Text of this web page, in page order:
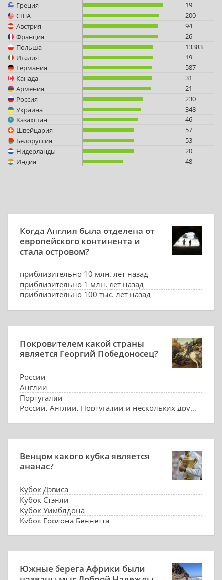
Греция
19
США
200
Австрия
94
Франция
26
Польша
13383
Италия
19
Германия
587
Канада
31
Армения
21
Россия
230
Украина
348
Казахстан
46
Швейцария
57
Белоруссия
53
Нидерланды
20
Индия
48
Когда Англия была отделена от
европейского континента и
стала островом?
приблизительно 10 млн. лет назад
приблизительно 1 млн. лет назад
приблизительно 100 тыс. лет назад
Покровителем какой страны
является Георгий Победоносец?
России
Англии
Португалии
России, Англии, Португалии и нескольких других
Венцом какого кубка является
ананас?
Кубок Дэвиса
Кубок Стэнли
Кубок Уимблдона
Кубок Гордона Беннетта
Южные берега Африки были